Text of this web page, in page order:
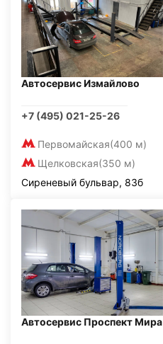
Автосервис Измайлово
+7 (495) 021-25-26
Первомайская(400 м)
Щелковская(350 м)
Сиреневый бульвар, 83б
Автосервис Проспект Мира